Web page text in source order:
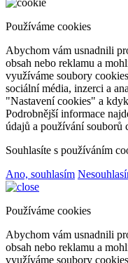
Používáme cookies
Abychom vám usnadnili
obsah nebo reklamu a
využíváme soubory
sociální média, inzerci a
"Nastavení cookies" a
Podrobnější informace
údajů a používání souborů
Souhlasíte s používáním
Ano, souhlasím
Používáme cookies
Abychom vám usnadnili
obsah nebo reklamu a
využíváme soubory